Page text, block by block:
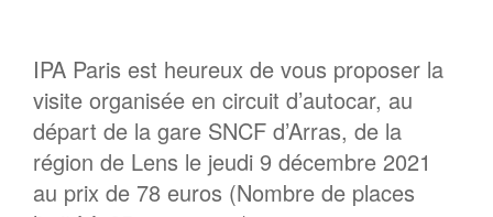
IPA Paris est heureux de vous proposer la
visite organisée en circuit d’autocar, au
départ de la gare SNCF d’Arras, de la
région de Lens le jeudi 9 décembre 2021
au prix de 78 euros (Nombre de places